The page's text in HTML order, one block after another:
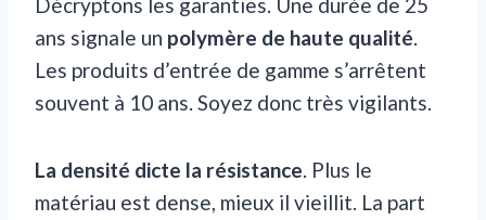
ans signale un polymère de haute qualité.
Les produits d’entrée de gamme s’arrêtent
souvent à 10 ans. Soyez donc très vigilants.
La densité dicte la résistance. Plus le
matériau est dense, mieux il vieillit. La part